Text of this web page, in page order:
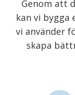
Genom att
kan vi bygga
vi använder
skapa